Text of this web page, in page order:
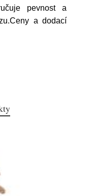
pevnost a
a dodací